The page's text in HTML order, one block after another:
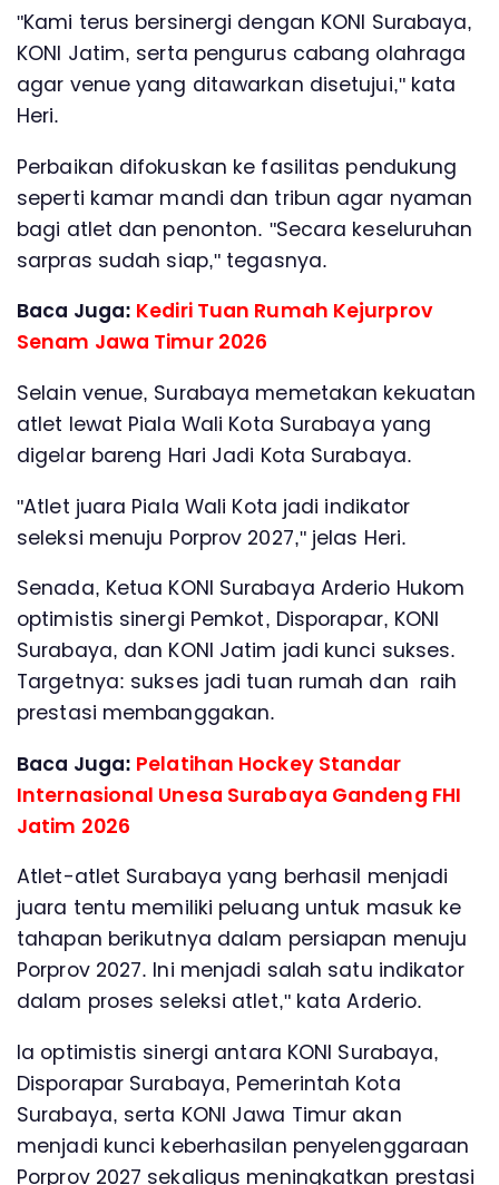
"Kami terus bersinergi dengan KONI Surabaya,
KONI Jatim, serta pengurus cabang olahraga
agar venue yang ditawarkan disetujui," kata
Heri.
Perbaikan difokuskan ke fasilitas pendukung
seperti kamar mandi dan tribun agar nyaman
bagi atlet dan penonton. "Secara keseluruhan
sarpras sudah siap," tegasnya.
Baca Juga: Kediri Tuan Rumah Kejurprov
Senam Jawa Timur 2026
Selain venue, Surabaya memetakan kekuatan
atlet lewat Piala Wali Kota Surabaya yang
digelar bareng Hari Jadi Kota Surabaya.
"Atlet juara Piala Wali Kota jadi indikator
seleksi menuju Porprov 2027," jelas Heri.
Senada, Ketua KONI Surabaya Arderio Hukom
optimistis sinergi Pemkot, Disporapar, KONI
Surabaya, dan KONI Jatim jadi kunci sukses.
Targetnya: sukses jadi tuan rumah dan raih
prestasi membanggakan.
Baca Juga: Pelatihan Hockey Standar
Internasional Unesa Surabaya Gandeng FHI
Jatim 2026
Atlet-atlet Surabaya yang berhasil menjadi
juara tentu memiliki peluang untuk masuk ke
tahapan berikutnya dalam persiapan menuju
Porprov 2027. Ini menjadi salah satu indikator
dalam proses seleksi atlet," kata Arderio.
Ia optimistis sinergi antara KONI Surabaya,
Disporapar Surabaya, Pemerintah Kota
Surabaya, serta KONI Jawa Timur akan
menjadi kunci keberhasilan penyelenggaraan
Porprov 2027 sekaligus meningkatkan prestasi